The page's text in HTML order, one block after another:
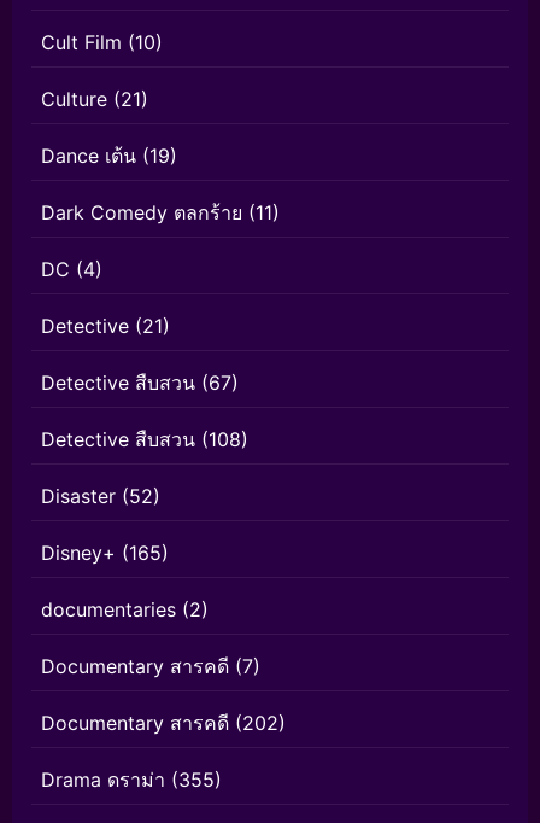
Cult Film (10)
Culture (21)
Dance เต้น (19)
Dark Comedy ตลกร้าย (11)
DC (4)
Detective (21)
Detective สืบสวน (67)
Detective สืบสวน (108)
Disaster (52)
Disney+ (165)
documentaries (2)
Documentary สารคดี (7)
Documentary สารคดี (202)
Drama ดราม่า (355)